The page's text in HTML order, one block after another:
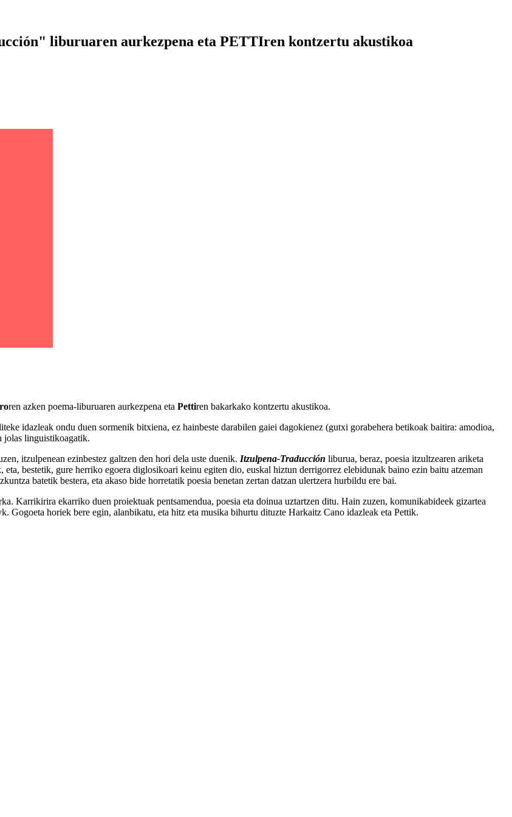
liburuaren aurkezpena eta PETTIren kontzertu akustikoa
ren azken poema-liburuaren aurkezpena eta Pettiren bakarkako kontzertu akustikoa.
idazleak ondu duen sormenik bitxiena, ez hainbeste darabilen gaiei dagokienez (gutxi gorabehera betikoak baitira: amodioa,
jolas linguistikoagatik.
itzulpenean ezinbestez galtzen den hori dela uste duenik. Itzulpena-Traducción liburua, beraz, poesia itzultzearen ariketa
bestetik, gure herriko egoera diglosikoari keinu egiten dio, euskal hiztun derrigorrez elebidunak baino ezin baitu atzeman
batetik bestera, eta akaso bide horretatik poesia benetan zertan datzan ulertzera hurbildu ere bai.
Karrikirira ekarriko duen proiektuak pentsamendua, poesia eta doinua uztartzen ditu. Hain zuzen, komunikabideek gizartea
Gogoeta horiek bere egin, alanbikatu, eta hitz eta musika bihurtu dituzte Harkaitz Cano idazleak eta Pettik.